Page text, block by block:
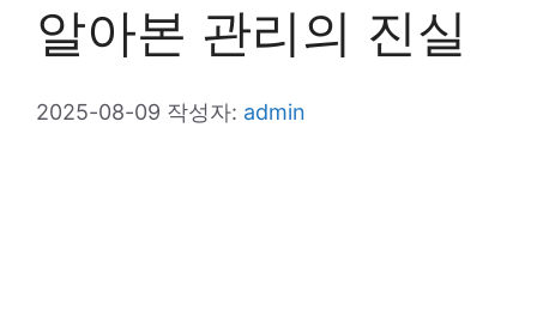
알아본 관리의 진실
2025-08-09 작성자: admin